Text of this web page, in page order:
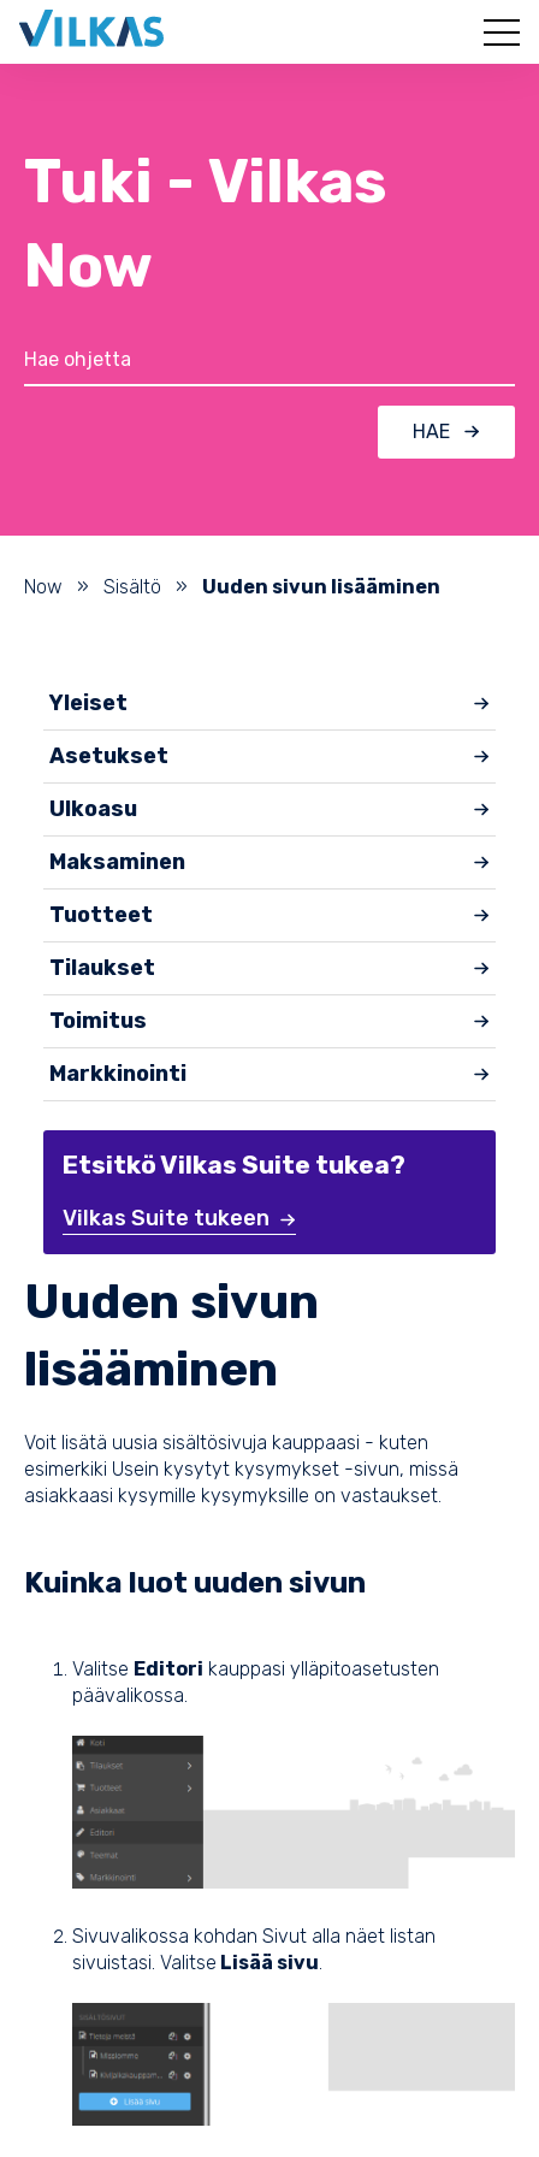
Tuki - Vilkas
Now
HAE
Now » Sisältö » Uuden sivun lisääminen
Yleiset
Asetukset
Ulkoasu
Maksaminen
Tuotteet
Tilaukset
Toimitus
Markkinointi
Etsitkö Vilkas Suite tukea?
Vilkas Suite tukeen
Uuden sivun
lisääminen
Voit lisätä uusia sisältösivuja kauppaasi - kuten
esimerkiki Usein kysytyt kysymykset -sivun, missä
asiakkaasi kysymille kysymyksille on vastaukset.
Kuinka luot uuden sivun
Valitse Editori kauppasi ylläpitoasetusten
päävalikossa.
Sivuvalikossa kohdan Sivut alla näet listan
sivuistasi. Valitse Lisää sivu